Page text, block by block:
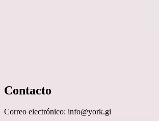
Contacto
Correo electrónico: info@york.gi